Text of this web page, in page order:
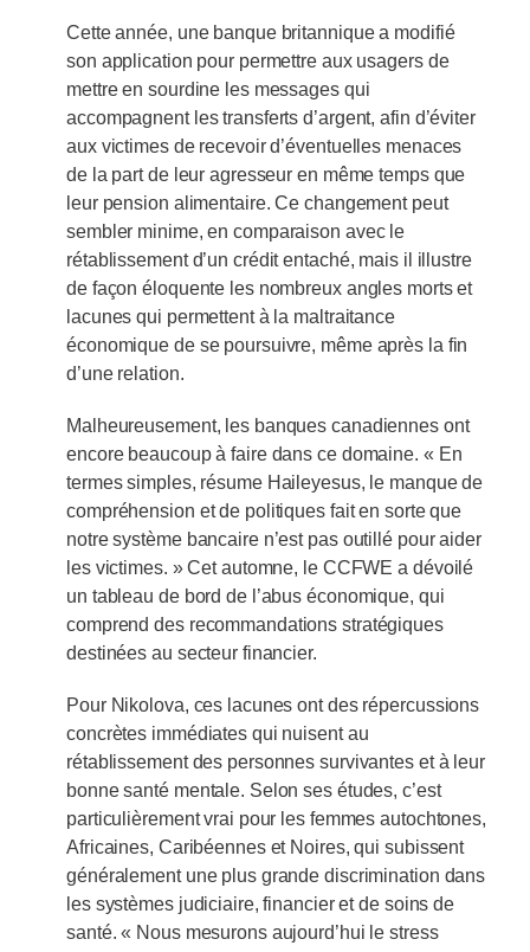
Cette année, une banque britannique a modifié
son application pour permettre aux usagers de
mettre en sourdine les messages qui
accompagnent les transferts d’argent, afin d’éviter
aux victimes de recevoir d’éventuelles menaces
de la part de leur agresseur en même temps que
leur pension alimentaire. Ce changement peut
sembler minime, en comparaison avec le
rétablissement d’un crédit entaché, mais il illustre
de façon éloquente les nombreux angles morts et
lacunes qui permettent à la maltraitance
économique de se poursuivre, même après la fin
d’une relation.
Malheureusement, les banques canadiennes ont
encore beaucoup à faire dans ce domaine. « En
termes simples, résume Haileyesus, le manque de
compréhension et de politiques fait en sorte que
notre système bancaire n’est pas outillé pour aider
les victimes. » Cet automne, le CCFWE a dévoilé
un tableau de bord de l’abus économique, qui
comprend des recommandations stratégiques
destinées au secteur financier.
Pour Nikolova, ces lacunes ont des répercussions
concrètes immédiates qui nuisent au
rétablissement des personnes survivantes et à leur
bonne santé mentale. Selon ses études, c’est
particulièrement vrai pour les femmes autochtones,
Africaines, Caribéennes et Noires, qui subissent
généralement une plus grande discrimination dans
les systèmes judiciaire, financier et de soins de
santé. « Nous mesurons aujourd’hui le stress